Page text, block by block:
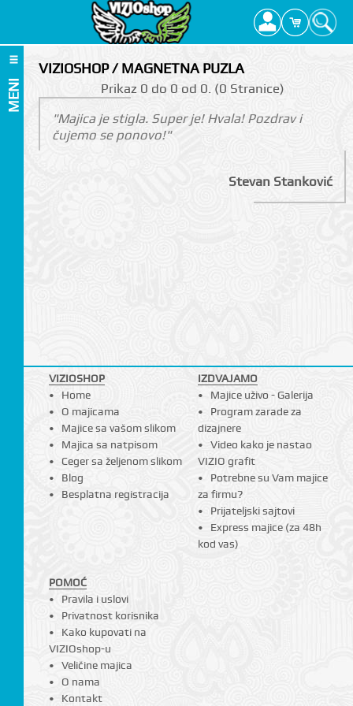
MENI
VIZIOSHOP / MAGNETNA PUZLA
Prikаz 0 do 0 оd 0. (0 Strаnicе)
"Majica je stigla. Super je! Hvala! Pozdrav i
čujemo se ponovo!"
Stevan Stanković
VIZIOSHOP
Home
O majicama
Majice sa vašom slikom
Majica sa natpisom
Ceger sa željenom slikom
Blog
Besplatna registracija
IZDVAJAMO
Majice uživo - Galerija
Program zarade za
dizajnere
Video kako je nastao
VIZIO grafit
Potrebne su Vam majice
za firmu?
Prijateljski sajtovi
Express majice (za 48h
kod vas)
POMOĆ
Pravila i uslovi
Privatnost korisnika
Kako kupovati na
VIZIOshop-u
Veličine majica
O nama
Kontakt